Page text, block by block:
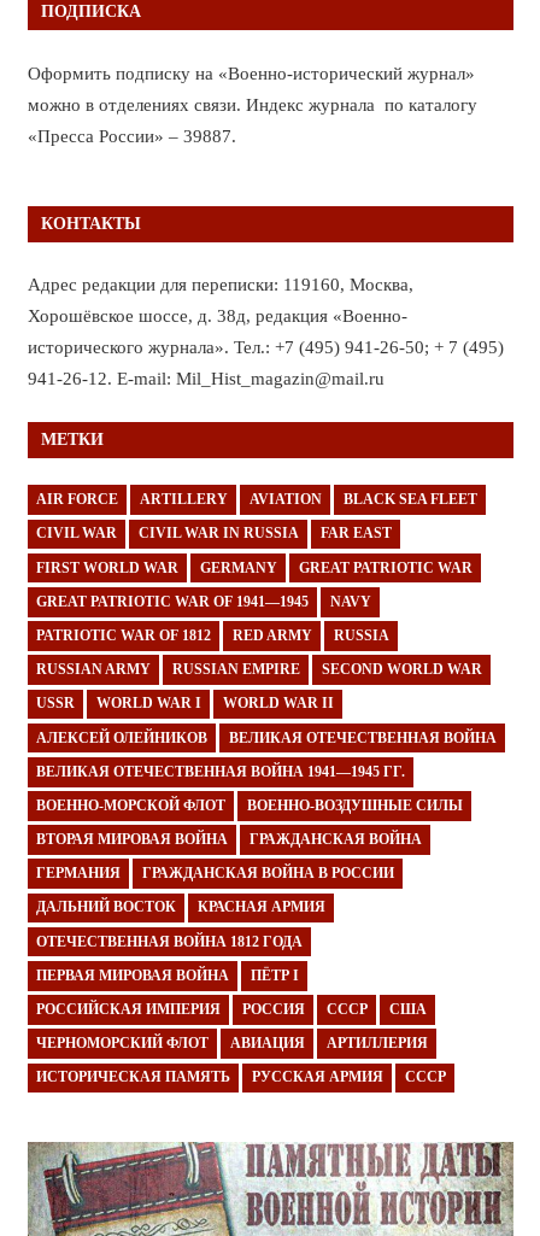
ПОДПИСКА
Оформить подписку на «Военно-исторический журнал»
можно в отделениях связи. Индекс журнала по каталогу
«Пресса России» – 39887.
КОНТАКТЫ
Адрес редакции для переписки: 119160, Москва,
Хорошёвское шоссе, д. 38д, редакция «Военно-
исторического журнала». Тел.: +7 (495) 941-26-50; + 7 (495)
941-26-12. E-mail: Mil_Hist_magazin@mail.ru
МЕТКИ
AIR FORCE ARTILLERY AVIATION BLACK SEA FLEET
CIVIL WAR CIVIL WAR IN RUSSIA FAR EAST
FIRST WORLD WAR GERMANY GREAT PATRIOTIC WAR
GREAT PATRIOTIC WAR OF 1941—1945 NAVY
PATRIOTIC WAR OF 1812 RED ARMY RUSSIA
RUSSIAN ARMY RUSSIAN EMPIRE SECOND WORLD WAR
USSR WORLD WAR I WORLD WAR II
АЛЕКСЕЙ ОЛЕЙНИКОВ ВЕЛИКАЯ ОТЕЧЕСТВЕННАЯ ВОЙНА
ВЕЛИКАЯ ОТЕЧЕСТВЕННАЯ ВОЙНА 1941—1945 ГГ.
ВОЕННО-МОРСКОЙ ФЛОТ ВОЕННО-ВОЗДУШНЫЕ СИЛЫ
ВТОРАЯ МИРОВАЯ ВОЙНА ГРАЖДАНСКАЯ ВОЙНА
ГЕРМАНИЯ ГРАЖДАНСКАЯ ВОЙНА В РОССИИ
ДАЛЬНИЙ ВОСТОК КРАСНАЯ АРМИЯ
ОТЕЧЕСТВЕННАЯ ВОЙНА 1812 ГОДА
ПЕРВАЯ МИРОВАЯ ВОЙНА ПЁТР I
РОССИЙСКАЯ ИМПЕРИЯ РОССИЯ СССР США
ЧЕРНОМОРСКИЙ ФЛОТ АВИАЦИЯ АРТИЛЛЕРИЯ
ИСТОРИЧЕСКАЯ ПАМЯТЬ РУССКАЯ АРМИЯ СССР